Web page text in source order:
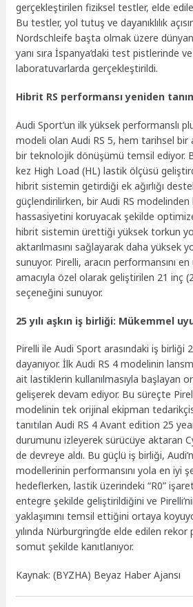
gerçekleştirilen fiziksel testler, elde
Bu testler, yol tutuş ve dayanıklılık
Nordschleife başta olmak üzere
yanı sıra İspanya’daki test pistlerinde
laboratuvarlarda gerçekleştirildi.
Hibrit RS performansı yeniden
Audi Sport’un ilk yüksek performanslı
modeli olan Audi RS 5, hem tarihsel bir
bir teknolojik dönüşümü temsil ediyor.
kez High Load (HL) lastik ölçüsü
hibrit sistemin getirdiği ek ağırlığı
güçlendirilirken, bir Audi RS
hassasiyetini koruyacak şekilde
hibrit sistemin ürettiği yüksek torkun
aktarılmasını sağlayarak daha yüksek
sunuyor. Pirelli, aracın performansını
amacıyla özel olarak geliştirilen 21 inç
seçeneğini sunuyor.
25 yılı aşkın iş birliği: Mükemmel
Pirelli ile Audi Sport arasındaki iş birliği
dayanıyor. İlk Audi RS 4 modelinin
ait lastiklerin kullanılmasıyla başlayan
gelişerek devam ediyor. Bu süreçte
modelinin tek orijinal ekipman
tanıtılan Audi RS 4 Avant edition 25
durumunu izleyerek sürücüye aktaran
de devreye aldı. Bu güçlü iş birliği,
modellerinin performansını yola en iyi
hedeflerken, lastik üzerindeki “R0”
entegre şekilde geliştirildiğini ve
yaklaşımını temsil ettiğini ortaya
yılında Nürburgring’de elde edilen
somut şekilde kanıtlanıyor.
Kaynak: (BYZHA) Beyaz Haber Ajansı